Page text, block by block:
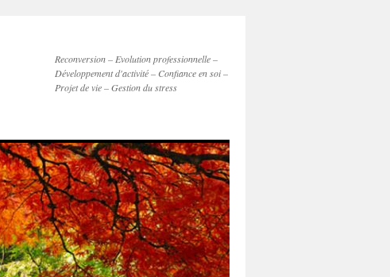
Reconversion – Evolution professionnelle –
Développement d'activité – Confiance en soi –
Projet de vie – Gestion du stress